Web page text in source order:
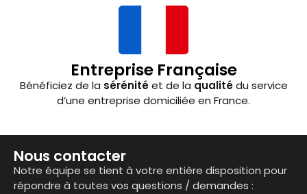
Entreprise Française
Bénéficiez de la sérénitéet de la qualitédu service
d’une entreprise domiciliée en France.
Nous contacter
Notre équipe se tient à votre entière disposition pour
répondre à toutes vos questions / demandes :